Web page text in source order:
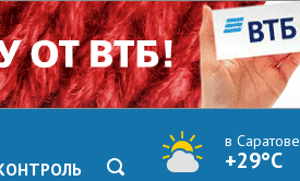
в Саратове
+29°C